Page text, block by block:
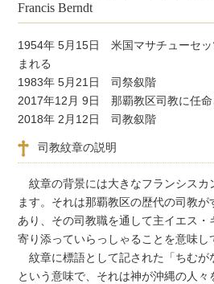
Francis Berndt
1954年 5月15日 米国マサチューセッ
まれる
1983年 5月21日 司祭叙階
2017年12月 9日 那覇教区司教に任命
2018年 2月12日 司教叙階
司教紋章の説明
紋章の背景には大きなフランシスカ
ます。それは那覇教区の歴代の司教
あり、その司教職を通して主イエス・
寄り添っていらっしゃることを意味し
紋章に標語として記された「ちむが
という意味で、それは神が沖縄の人々